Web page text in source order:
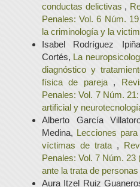
conductas delictivas ,
Penales: Vol. 6 Núm.
la criminología y la
Isabel Rodríguez
Cortés, La
diagnóstico y
física de pareja ,
Penales: Vol. 7 Núm.
artificial y
Alberto García
Medina, Lecciones
víctimas de trata ,
Penales: Vol. 7 Núm.
ante la trata de personas
Aura Itzel Ruiz